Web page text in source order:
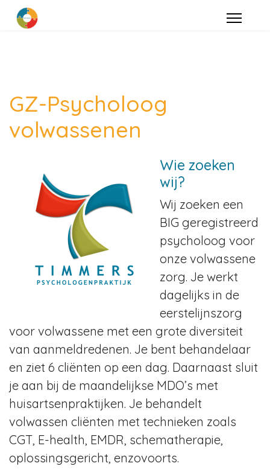
GZ-Psycholoog
volwassenen
Wie zoeken
wij?
Wij zoeken een
BIG geregistreerd
psycholoog voor
onze volwassene
zorg. Je werkt
dagelijks in de
eerstelijnszorg
voor volwassene met een grote diversiteit
van aanmeldredenen. Je bent behandelaar
en ziet 6 cliënten op een dag. Daarnaast sluit
je aan bij de maandelijkse MDO’s met
huisartsenpraktijken. Je behandelt
volwassen cliënten met technieken zoals
CGT, E-health, EMDR, schematherapie,
oplossingsgericht, enzovoorts.